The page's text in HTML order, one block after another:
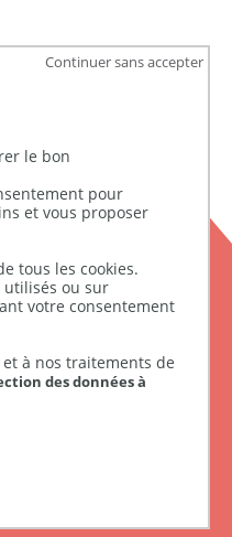
Continuer sans accepter
le bon
pour
et vous proposer
tous les cookies.
utilisés ou sur
votre consentement
à nos traitements de
des données à
UGAP